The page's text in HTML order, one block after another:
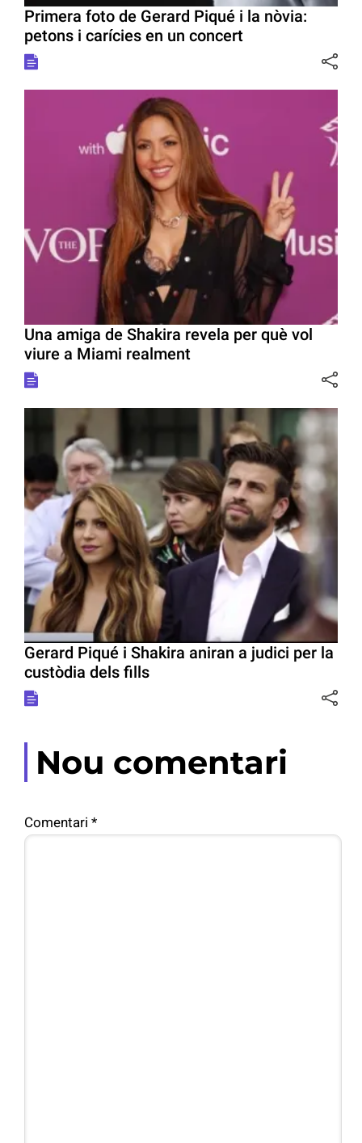
Primera foto de Gerard Piqué i la nòvia:
petons i carícies en un concert
Una amiga de Shakira revela per què vol
viure a Miami realment
Gerard Piqué i Shakira aniran a judici per la
custòdia dels fills
Nou comentari
Comentari *